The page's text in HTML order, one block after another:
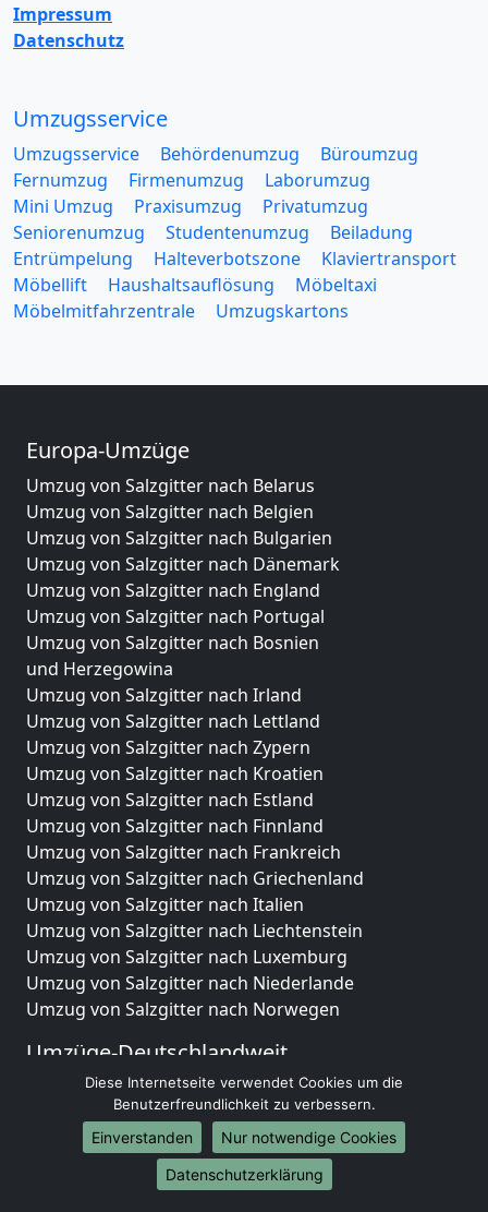
Impressum
Datenschutz
Umzugsservice
Umzugsservice Behördenumzug
Büroumzug
Fernumzug
Firmenumzug
Laborumzug
Mini Umzug
Praxisumzug
Privatumzug
Seniorenumzug
Studentenumzug
Beiladung
Entrümpelung
Halteverbotszone
Klaviertransport
Möbellift
Haushaltsauflösung
Möbeltaxi
Möbelmitfahrzentrale
Umzugskartons
Europa-Umzüge
Umzug von Salzgitter nach Belarus
Umzug von Salzgitter nach Belgien
Umzug von Salzgitter nach Bulgarien
Umzug von Salzgitter nach Dänemark
Umzug von Salzgitter nach England
Umzug von Salzgitter nach Portugal
Umzug von Salzgitter nach Bosnien
und Herzegowina
Umzug von Salzgitter nach Irland
Umzug von Salzgitter nach Lettland
Umzug von Salzgitter nach Zypern
Umzug von Salzgitter nach Kroatien
Umzug von Salzgitter nach Estland
Umzug von Salzgitter nach Finnland
Umzug von Salzgitter nach Frankreich
Umzug von Salzgitter nach Griechenland
Umzug von Salzgitter nach Italien
Umzug von Salzgitter nach Liechtenstein
Umzug von Salzgitter nach Luxemburg
Umzug von Salzgitter nach Niederlande
Umzug von Salzgitter nach Norwegen
Umzüge-Deutschlandweit
Umzug von Salzgitter nach Berlin
Umzug von Salzgitter nach Hamburg
Umzug von Salzgitter nach München
Umzug von Salzgitter nach Köln
Umzug von Salzgitter nach Frankfurt am Main
Diese Internetseite verwendet Cookies um die
Benutzerfreundlichkeit zu verbessern.
Einverstanden
Nur notwendige Cookies
Datenschutzerklärung